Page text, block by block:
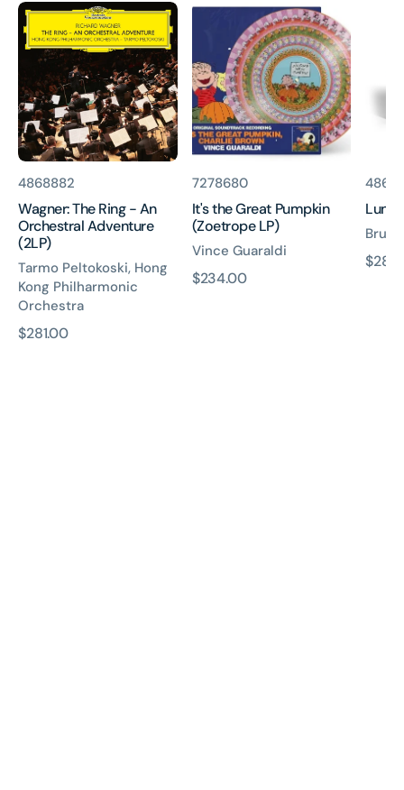
Wagner:
The
Ring
An
Orchestral
Adventure
(2LP)
貨
號:
4868882
Wagner: The Ring - An
Orchestral Adventure
(2LP)
Tarmo Peltokoski, Hong
Kong Philharmonic
Orchestra
原
$281.00
It's
Great
Pumpkin
(Zoetrope
LP)
貨
號:
7278680
It's the Great Pumpkin
(Zoetrope LP)
Vince Guaraldi
原
$234.00
貨
號:
原